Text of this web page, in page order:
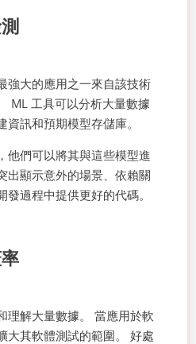
強大的應用之一來自該技術
ML 工具可以分析大量數據
訊和預期模型存儲庫。
他們可以將其與這些模型進
出顯示意外的場景、依賴關
過程中提供更好的代碼。
理解大量數據。 當應用於軟
大其軟體測試的範圍。 好處